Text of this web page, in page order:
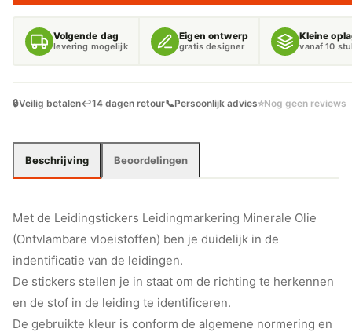
VLOEISTOFFEN)
AANTALVolgende dag
levering mogelijk
Eigen ontwerp
gratis designer
Kleine
vanaf 10
🔒Veilig betalen↩️14 dagen retour📞Persoonlijk advies⭐Nog geen reviews
Beschrijving Beoordelingen
Met de Leidingstickers Leidingmarkering Minerale Olie
(Ontvlambare vloeistoffen) ben je duidelijk in de
indentificatie van de leidingen.
De stickers stellen je in staat om de richting te herkennen
en de stof in de leiding te identificeren.
De gebruikte kleur is conform de algemene normering en